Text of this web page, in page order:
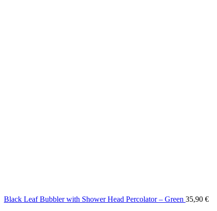
Black Leaf Bubbler with Shower Head Percolator – Green 35,90 €